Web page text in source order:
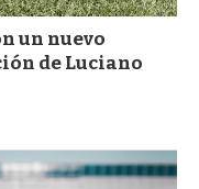
un nuevo
de Luciano